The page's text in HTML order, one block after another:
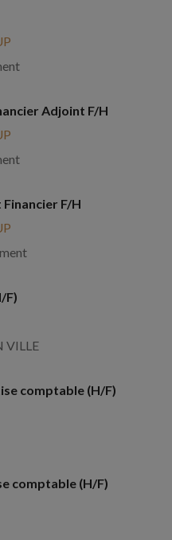
Adjoint F/H
F/H
F)
VILLE
comptable (H/F)
comptable (H/F)